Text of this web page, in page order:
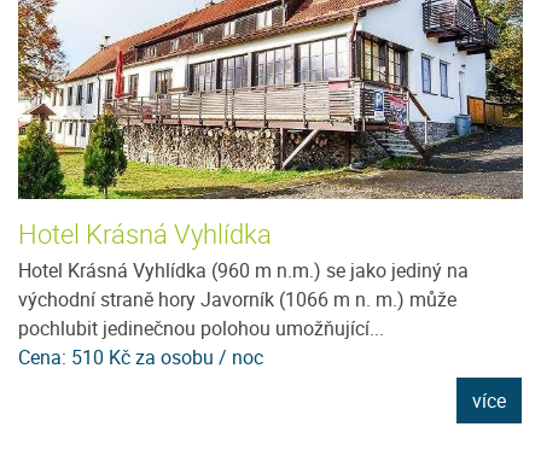
Hotel Krásná Vyhlídka
Hotel Krásná Vyhlídka (960 m n.m.) se jako jediný na
východní straně hory Javorník (1066 m n. m.) může
pochlubit jedinečnou polohou umožňující...
Cena: 510 Kč za osobu / noc
více